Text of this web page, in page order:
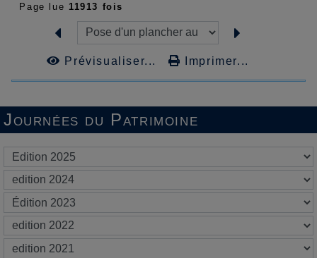
Journées du Patrimoine
Page lue 11913 fois
Prévisualiser... Imprimer...